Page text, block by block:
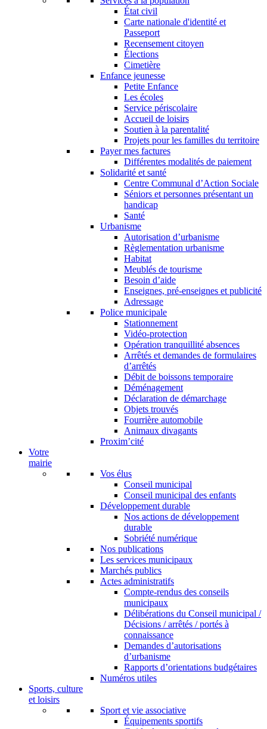
État civil
Carte nationale d'identité et
Passeport
Recensement citoyen
Élections
Cimetière
Enfance jeunesse
Petite Enfance
Les écoles
Service périscolaire
Accueil de loisirs
Soutien à la parentalité
Projets pour les familles du territoire
Payer mes factures
Différentes modalités de paiement
Solidarité et santé
Centre Communal d’Action Sociale
Séniors et personnes présentant un
handicap
Santé
Urbanisme
Autorisation d’urbanisme
Règlementation urbanisme
Habitat
Meublés de tourisme
Besoin d’aide
Enseignes, pré-enseignes et publicité
Adressage
Police municipale
Stationnement
Vidéo-protection
Opération tranquillité absences
Arrêtés et demandes de formulaires
d’arrêtés
Débit de boissons temporaire
Déménagement
Déclaration de démarchage
Objets trouvés
Fourrière automobile
Animaux divagants
Proxim’cité
Votre
mairie
Vos élus
Conseil municipal
Conseil municipal des enfants
Développement durable
Nos actions de développement
durable
Sobriété numérique
Nos publications
Les services municipaux
Marchés publics
Actes administratifs
Compte-rendus des conseils
municipaux
Délibérations du Conseil municipal /
Décisions / arrêtés / portés à
connaissance
Demandes d’autorisations
d’urbanisme
Rapports d’orientations budgétaires
Numéros utiles
Sports, culture
et loisirs
Sport et vie associative
Équipements sportifs